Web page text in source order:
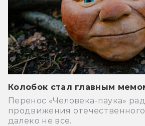
Колобок стал главным
Перенос «Человека-паука»
продвижения
далеко не все.